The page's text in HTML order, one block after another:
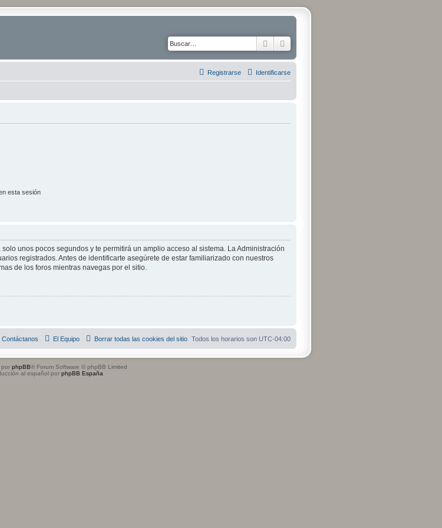
Buscar
Identificarse
Registrarse
esta sesión
unos pocos segundos y te permitirá un amplio acceso al sistema. La Administración
registrados. Antes de identificarte asegúrete de estar familiarizado con nuestros
de los foros mientras navegas por el sitio.
Todos los horarios son UTC-04:00
Borrar todas las cookies del sitio
El Equipo
Contáctanos
por phpBB® Forum Software © phpBB Limited
al español por phpBB España